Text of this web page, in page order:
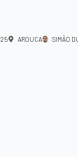
AROUCA SIMÃO